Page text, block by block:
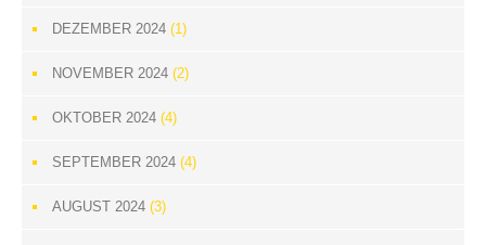
DEZEMBER 2024 (1)
NOVEMBER 2024 (2)
OKTOBER 2024 (4)
SEPTEMBER 2024 (4)
AUGUST 2024 (3)